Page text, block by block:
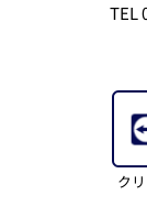
TEL
ク